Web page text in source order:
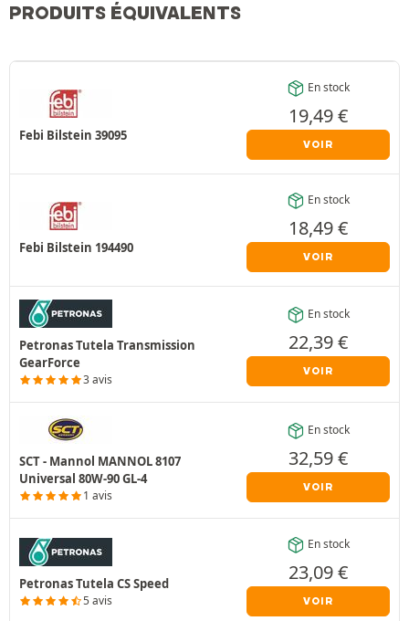
PRODUITS ÉQUIVALENTS
Febi Bilstein 39095
En stock
19,49€
VOIR
Febi Bilstein 194490
En stock
18,49€
VOIR
Petronas Tutela Transmission
GearForce
3 avis
En stock
22,39€
VOIR
SCT - Mannol MANNOL 8107
Universal 80W-90 GL-4
1 avis
En stock
32,59€
VOIR
Petronas Tutela CS Speed
5 avis
En stock
23,09€
VOIR